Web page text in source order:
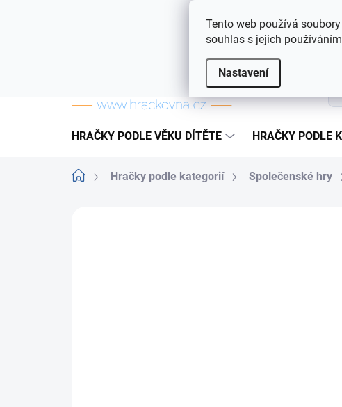
Tento web používá
souhlas s jejich
Nastavení
Často kladené otázky
HRAČKY PODLE VĚKU DÍTĚTE HRAČKY PODLE
DomůHračky podle kategorií Společenské hry